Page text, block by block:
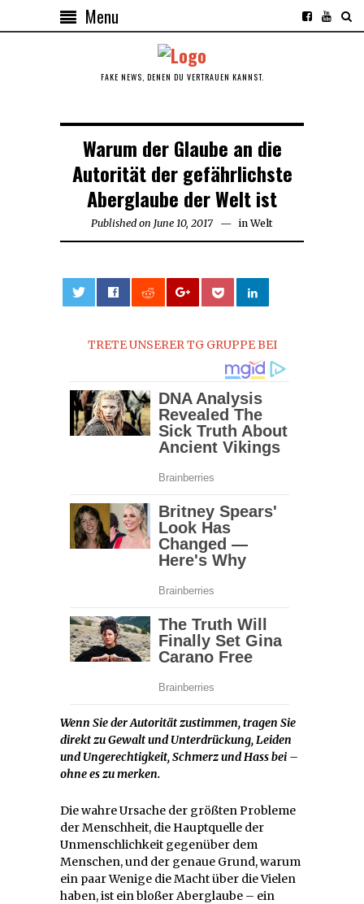
Menu
FAKE NEWS, DENEN DU VERTRAUEN KANNST.
Warum der Glaube an die
Autorität der gefährlichste
Aberglaube der Welt ist
Published on June 10, 2017 in Welt
TRETE UNSERER TG GRUPPE BEI
Wenn Sie der Autorität zustimmen, tragen Sie
direkt zu Gewalt und Unterdrückung, Leiden
und Ungerechtigkeit, Schmerz und Hass bei –
ohne es zu merken.
Die wahre Ursache der größten Probleme
der Menschheit, die Hauptquelle der
Unmenschlichkeit gegenüber dem
Menschen, und der genaue Grund, warum
ein paar Wenige die Macht über die Vielen
haben, ist ein bloßer Aberglaube – ein